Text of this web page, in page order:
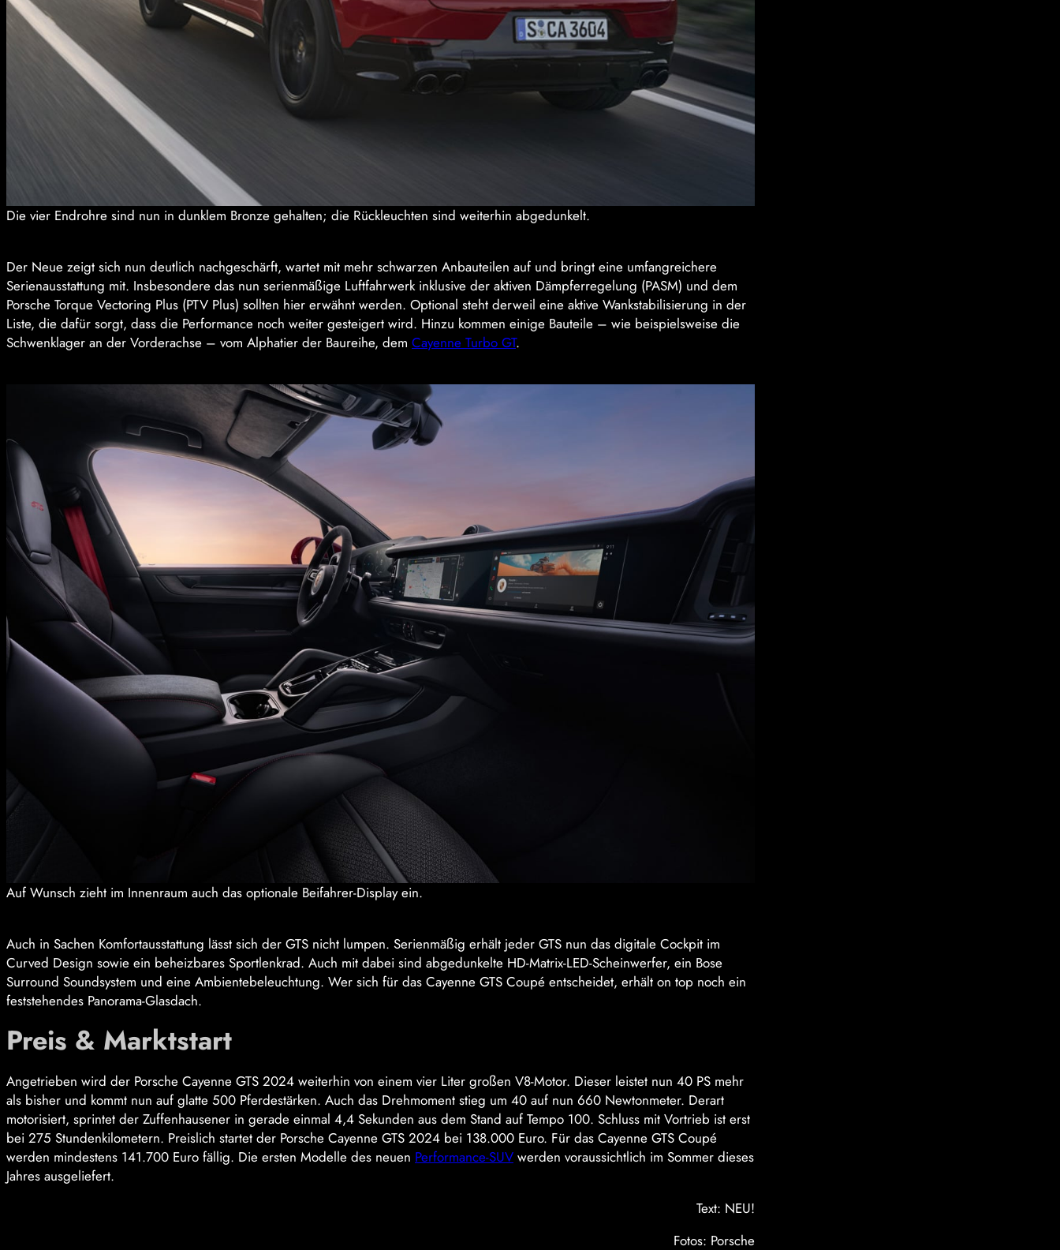
Die vier Endrohre sind nun in dunklem Bronze gehalten; die Rückleuchten sind weiterhin abgedunkelt.
Der Neue zeigt sich nun deutlich nachgeschärft, wartet mit mehr schwarzen Anbauteilen auf und bringt eine umfangreichere
Serienausstattung mit. Insbesondere das nun serienmäßige Luftfahrwerk inklusive der aktiven Dämpferregelung (PASM) und dem
Porsche Torque Vectoring Plus (PTV Plus) sollten hier erwähnt werden. Optional steht derweil eine aktive Wankstabilisierung in der
Liste, die dafür sorgt, dass die Performance noch weiter gesteigert wird. Hinzu kommen einige Bauteile – wie beispielsweise die
Schwenklager an der Vorderachse – vom Alphatier der Baureihe, dem Cayenne Turbo GT.
Auf Wunsch zieht im Innenraum auch das optionale Beifahrer-Display ein.
Auch in Sachen Komfortausstattung lässt sich der GTS nicht lumpen. Serienmäßig erhält jeder GTS nun das digitale Cockpit im
Curved Design sowie ein beheizbares Sportlenkrad. Auch mit dabei sind abgedunkelte HD-Matrix-LED-Scheinwerfer, ein Bose
Surround Soundsystem und eine Ambientebeleuchtung. Wer sich für das Cayenne GTS Coupé entscheidet, erhält on top noch ein
feststehendes Panorama-Glasdach.
Preis & Marktstart
Angetrieben wird der Porsche Cayenne GTS 2024 weiterhin von einem vier Liter großen V8-Motor. Dieser leistet nun 40 PS mehr
als bisher und kommt nun auf glatte 500 Pferdestärken. Auch das Drehmoment stieg um 40 auf nun 660 Newtonmeter. Derart
motorisiert, sprintet der Zuffenhausener in gerade einmal 4,4 Sekunden aus dem Stand auf Tempo 100. Schluss mit Vortrieb ist erst
bei 275 Stundenkilometern. Preislich startet der Porsche Cayenne GTS 2024 bei 138.000 Euro. Für das Cayenne GTS Coupé
werden mindestens 141.700 Euro fällig. Die ersten Modelle des neuen Performance-SUV werden voraussichtlich im Sommer dieses
Jahres ausgeliefert.
Text: NEU!
Fotos: Porsche